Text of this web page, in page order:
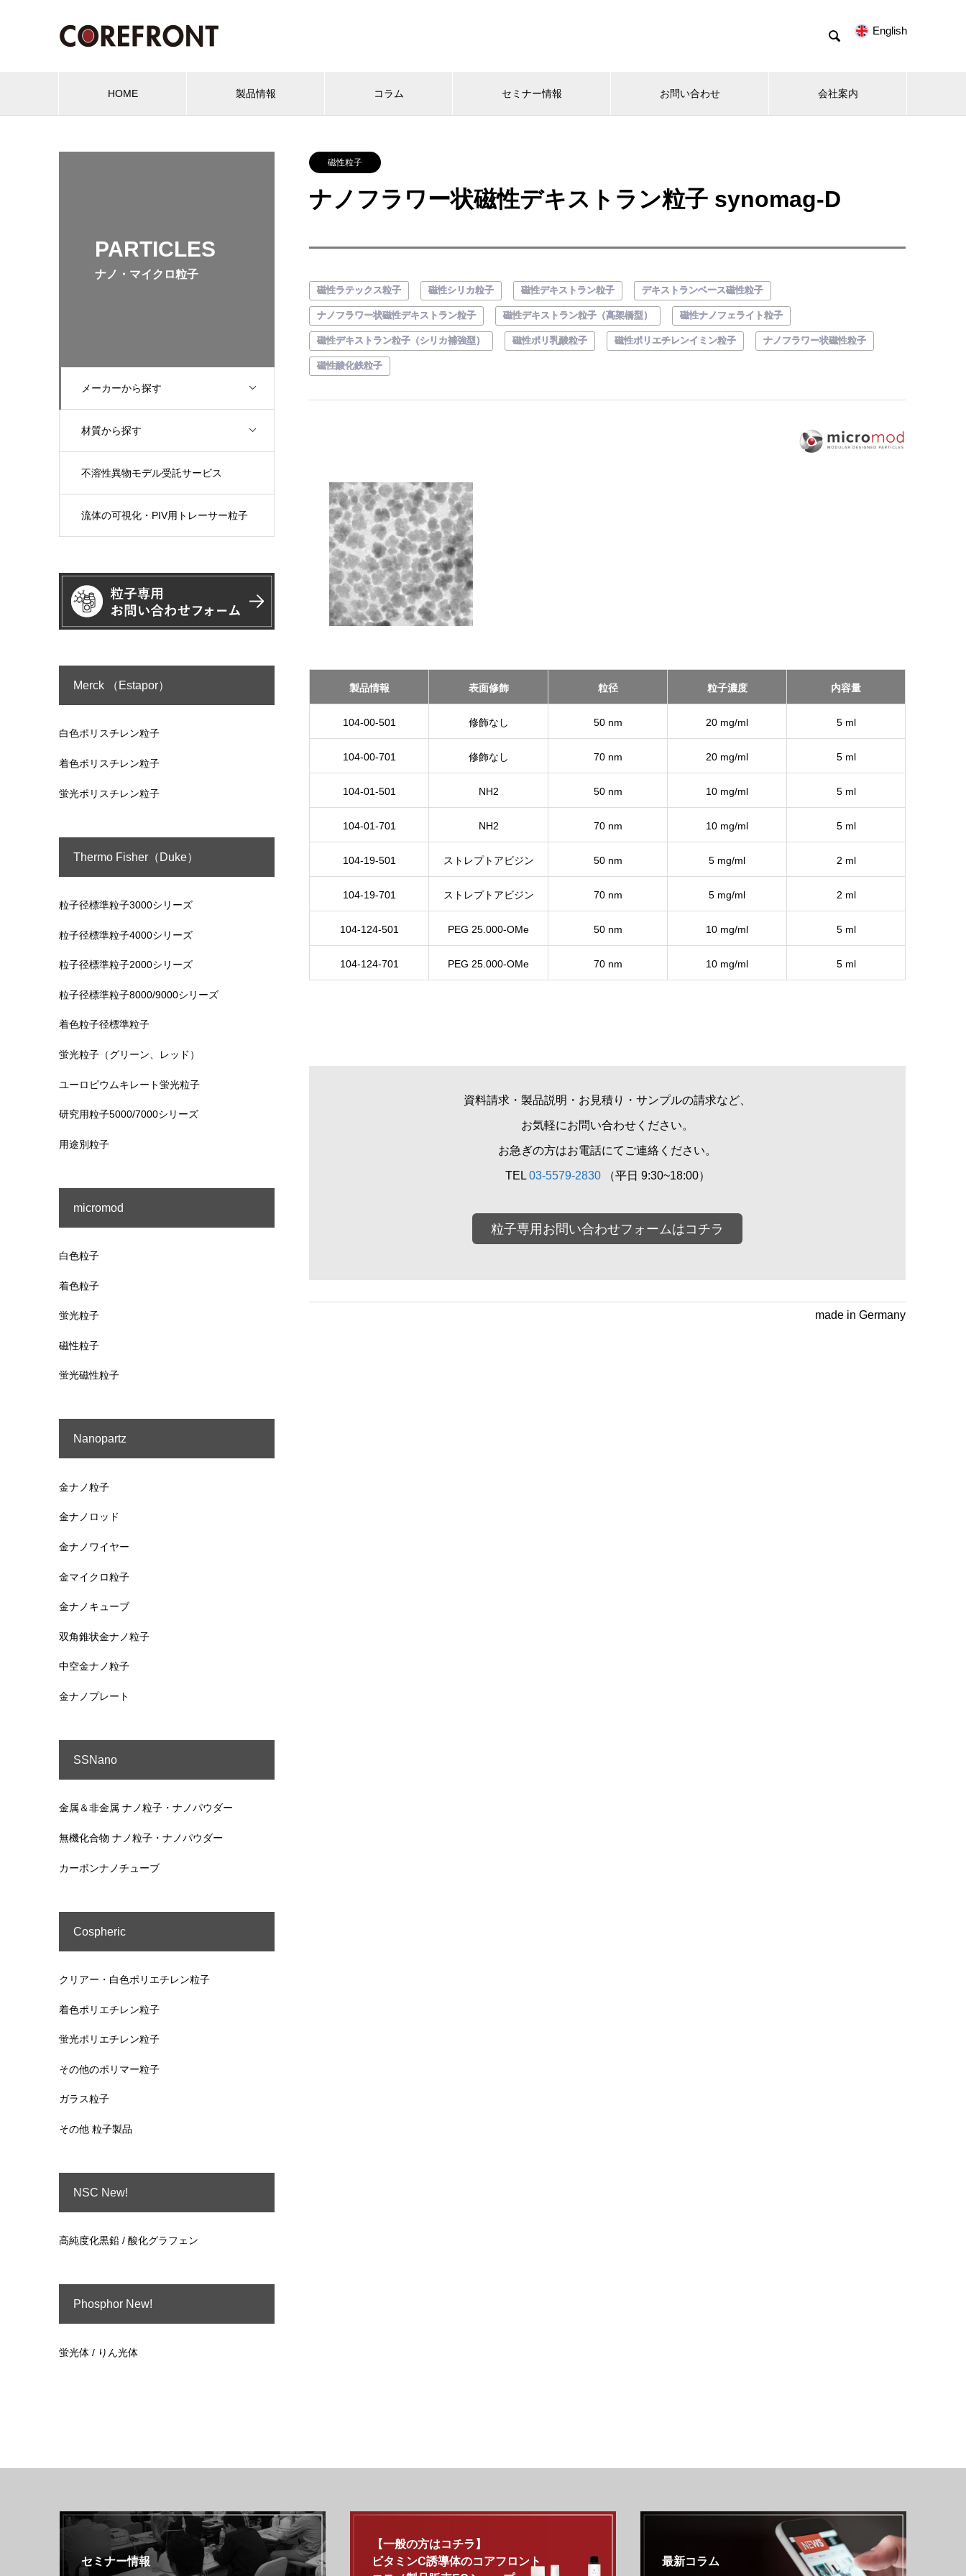
 English
HOME 製品情報 コラム セミナー情報 お問い合わせ 会社案内
PARTICLES
ナノ・マイクロ粒子
メーカーから探す
材質から探す
不溶性異物モデル受託サービス
流体の可視化・PIV用トレーサー粒子
磁性粒子
ナノフラワー状磁性デキストラン粒子 synomag-D
磁性ラテックス粒子 磁性シリカ粒子 磁性デキストラン粒子 デキストランベース磁性粒子
ナノフラワー状磁性デキストラン粒子 磁性デキストラン粒子（高架橋型） 磁性ナノフェライト粒子
磁性デキストラン粒子（シリカ補強型） 磁性ポリ乳酸粒子 磁性ポリエチレンイミン粒子 ナノフラワー状磁性粒子
磁性酸化鉄粒子
製品情報 表面修飾 粒径 粒子濃度 内容量
104-00-501 修飾なし 50 nm 20 mg/ml 5 ml
104-00-701 修飾なし 70 nm 20 mg/ml 5 ml
104-01-501 NH2 50 nm 10 mg/ml 5 ml
104-01-701 NH2 70 nm 10 mg/ml 5 ml
104-19-501 ストレプトアビジン 50 nm 5 mg/ml 2 ml
104-19-701 ストレプトアビジン 70 nm 5 mg/ml 2 ml
104-124-501 PEG 25.000-OMe 50 nm 10 mg/ml 5 ml
104-124-701 PEG 25.000-OMe 70 nm 10 mg/ml 5 ml
資料請求・製品説明・お見積り・サンプルの請求など、
お気軽にお問い合わせください。
お急ぎの方はお電話にてご連絡ください。
TEL 03-5579-2830（平日 9:30~18:00）
粒子専用お問い合わせフォームはコチラ
made in Germany
Merck （Estapor）
白色ポリスチレン粒子
着色ポリスチレン粒子
蛍光ポリスチレン粒子
Thermo Fisher（Duke）
粒子径標準粒子3000シリーズ
粒子径標準粒子4000シリーズ
粒子径標準粒子2000シリーズ
粒子径標準粒子8000/9000シリーズ
着色粒子径標準粒子
蛍光粒子（グリーン、レッド）
ユーロピウムキレート蛍光粒子
研究用粒子5000/7000シリーズ
用途別粒子
micromod
白色粒子
着色粒子
蛍光粒子
磁性粒子
蛍光磁性粒子
Nanopartz
金ナノ粒子
金ナノロッド
金ナノワイヤー
金マイクロ粒子
金ナノキューブ
双角錐状金ナノ粒子
中空金ナノ粒子
金ナノプレート
SSNano
金属＆非金属 ナノ粒子・ナノパウダー
無機化合物 ナノ粒子・ナノパウダー
カーボンナノチューブ
Cospheric
クリアー・白色ポリエチレン粒子
着色ポリエチレン粒子
蛍光ポリエチレン粒子
その他のポリマー粒子
ガラス粒子
その他 粒子製品
NSC New!
高純度化黒鉛 / 酸化グラフェン
Phosphor New!
蛍光体 / りん光体
セミナー情報
【一般の方はコチラ】
ビタミンC誘導体のコアフロント
最新コラム